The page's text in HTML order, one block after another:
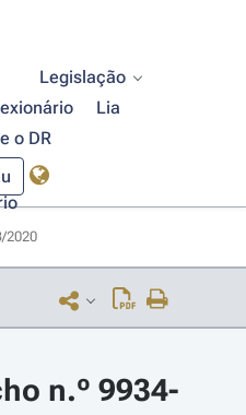
Legislação
Lia
o DR
2020
n.º 9934-